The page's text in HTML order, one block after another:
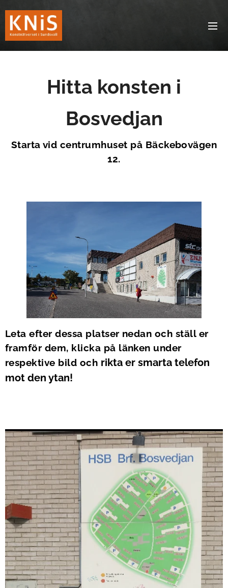
Hitta konsten i
Bosvedjan
Starta vid centrumhuset på Bäckebovägen
12.
Leta efter dessa platser nedan och ställ er
framför dem, klicka på länken under
respektive bild och rikta er smarta telefon
mot den ytan!